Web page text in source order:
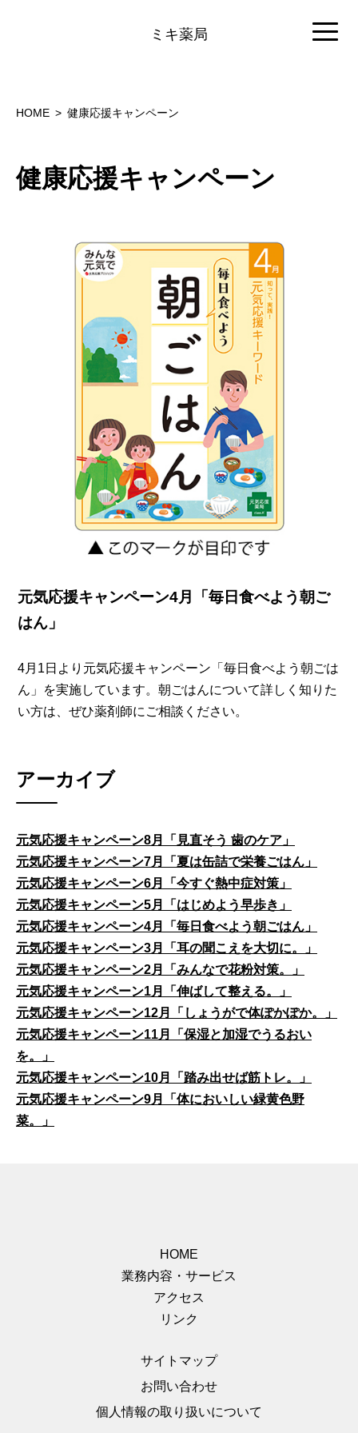
ミキ薬局
HOME 健康応援キャンペーン
健康応援キャンペーン
元気応援キャンペーン4月「毎日食べよう朝ご
はん」
4月1日より元気応援キャンペーン「毎日食べよう朝ごは
ん」を実施しています。朝ごはんについて詳しく知りた
い方は、ぜひ薬剤師にご相談ください。
アーカイブ
元気応援キャンペーン8月「見直そう 歯のケア」
元気応援キャンペーン7月「夏は缶詰で栄養ごはん」
元気応援キャンペーン6月「今すぐ熱中症対策」
元気応援キャンペーン5月「はじめよう早歩き」
元気応援キャンペーン4月「毎日食べよう朝ごはん」
元気応援キャンペーン3月「耳の聞こえを大切に。」
元気応援キャンペーン2月「みんなで花粉対策。」
元気応援キャンペーン1月「伸ばして整える。」
元気応援キャンペーン12月「しょうがで体ぽかぽか。」
元気応援キャンペーン11月「保湿と加湿でうるおい
を。」
元気応援キャンペーン10月「踏み出せば筋トレ。」
元気応援キャンペーン9月「体においしい緑黄色野
菜。」
HOME
業務内容・サービス
アクセス
リンク
サイトマップ
お問い合わせ
個人情報の取り扱いについて